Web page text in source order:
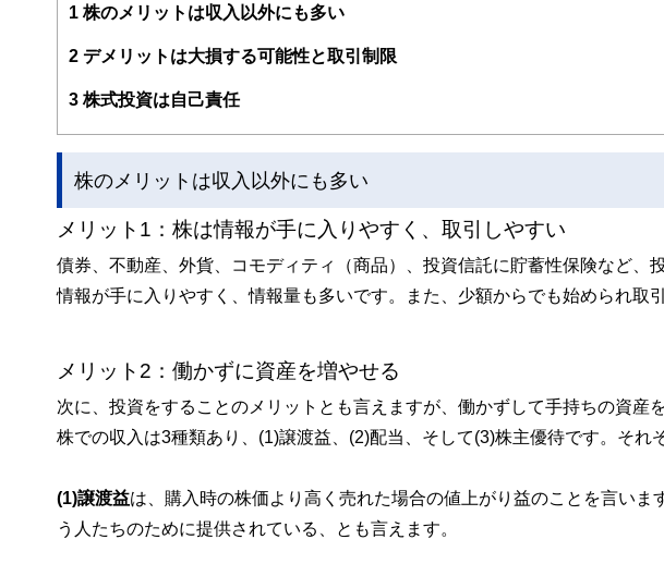
1 株のメリットは収入以外にも多い
2 デメリットは大損する可能性と取引制限
3 株式投資は自己責任
株のメリットは収入以外にも多い
メリット1：株は情報が手に入りやすく、取引しやすい
債券、不動産、外貨、コモディティ（商品）、投資信託に貯蓄性保険など、
情報が手に入りやすく、情報量も多いです。また、少額からでも始められ取
メリット2：働かずに資産を増やせる
次に、投資をすることのメリットとも言えますが、働かずして手持ちの資産
株での収入は3種類あり、(1)譲渡益、(2)配当、そして(3)株主優待です。それ
(1)譲渡益は、購入時の株価より高く売れた場合の値上がり益のことを言いま
う人たちのために提供されている、とも言えます。